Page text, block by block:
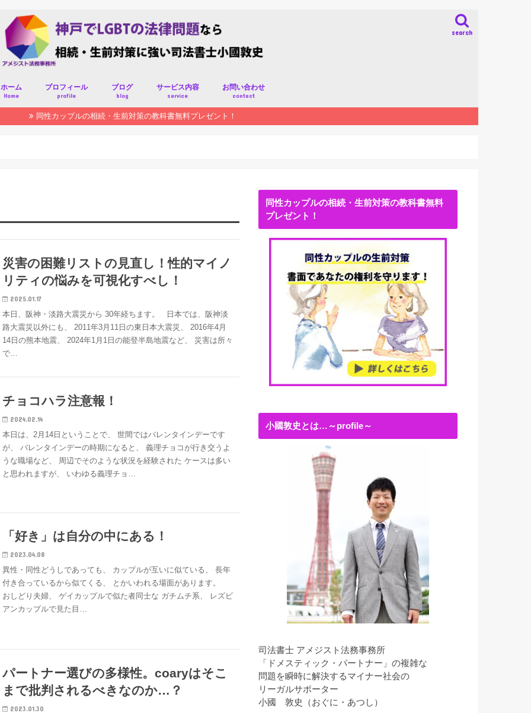
search
ホーム
Home
プロフィール
profile
ブログ
blog
サービス内容
service
お問い合わせ
contact
同性カップルの相続・生前対策の教科書無料プレゼント！
災害の困難リストの見直し！性的マイノ
リティの悩みを可視化すべし！
2025.01.17
本日、阪神・淡路大震災から 30年経ちます。 日本では、阪神淡
路大震災以外にも、 2011年3月11日の東日本大震災、 2016年4月
14日の熊本地震、 2024年1月1日の能登半島地震など、 災害は所々
で…
チョコハラ注意報！
2024.02.14
本日は、2月14日ということで、 世間ではバレンタインデーです
が、 バレンタインデーの時期になると、 義理チョコが行き交うよ
うな職場など、 周辺でそのような状況を経験された ケースは多い
と思われますが、 いわゆる義理チョ…
「好き」は自分の中にある！
2023.04.08
異性・同性どうしであっても、 カップルが互いに似ている、 長年
付き合っているから似てくる、 とかいわれる場面があります。
おしどり夫婦、 ゲイカップルで似た者同士な ガチムチ系、 レズビ
アンカップルで見た目…
パートナー選びの多様性。coaryはそこ
まで批判されるべきなのか…？
2023.01.30
同性カップルの相続・生前対策の教科書無料
プレゼント！
小國敦史とは…～profile～
司法書士 アメジスト法務事務所
「ドメスティック・パートナー」の複雑な
問題を瞬時に解決するマイナー社会の
リーガルサポーター
小國 敦史（おぐに・あつし）